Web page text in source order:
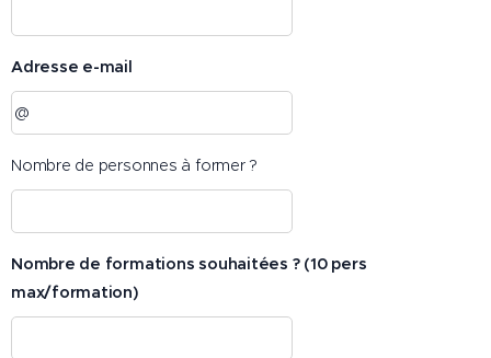
Adresse e-mail
Nombre de personnes à former ?
Nombre de formations souhaitées ? (10 pers
max/formation)